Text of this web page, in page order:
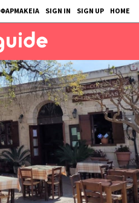
ΦΑΡΜΑΚΕΙΑ SIGN IN SIGN UP HOME